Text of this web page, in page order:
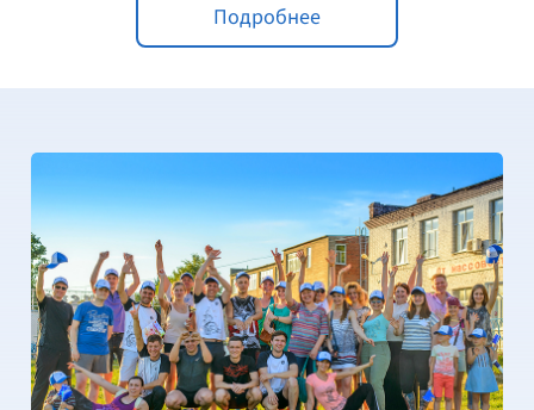
Подробнее